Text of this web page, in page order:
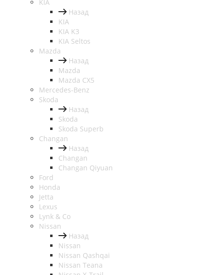
KIA
Назад
KIA
KIA K3
KIA Seltos
Mazda
Назад
Mazda
Mazda CX5
Mercedes-Benz
Skoda
Назад
Skoda
Skoda Superb
Changan
Назад
Changan
Changan Qiyuan
Ford
Honda
Jetta
Lexus
Lynk & Co
Nissan
Назад
Nissan
Nissan Qashqai
Nissan Teana